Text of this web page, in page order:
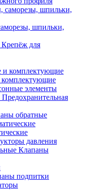
шпильки,
Крепёж для
элементы
Предохранительная
обратные
давления
Клапаны
подпитки